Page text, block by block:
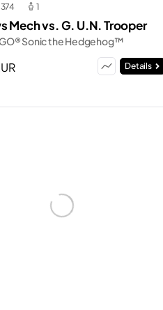
374 1
Mech vs. G. U.N. Trooper
Sonic the Hedgehog™
Details